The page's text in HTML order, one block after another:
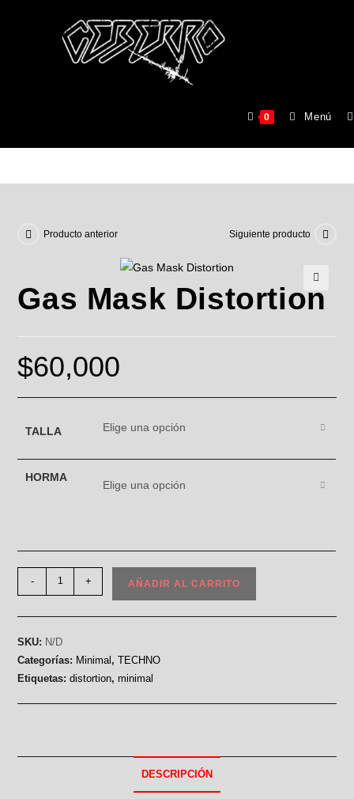
0 Menú
Producto anterior Siguiente producto
🔍
Gas Mask Distortion
$60,000
TALLA Elige una opción
HORMA
Elige una opción
- + AÑADIR AL CARRITO
SKU: N/D
Categorías: Minimal ,TECHNO
Etiquetas:distortion,minimal
DESCRIPCIÓN